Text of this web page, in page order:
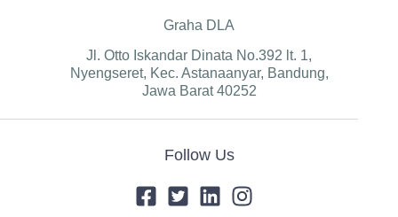
Graha DLA
Jl. Otto Iskandar Dinata No.392 lt. 1,
Nyengseret, Kec. Astanaanyar, Bandung,
Jawa Barat 40252
Follow Us